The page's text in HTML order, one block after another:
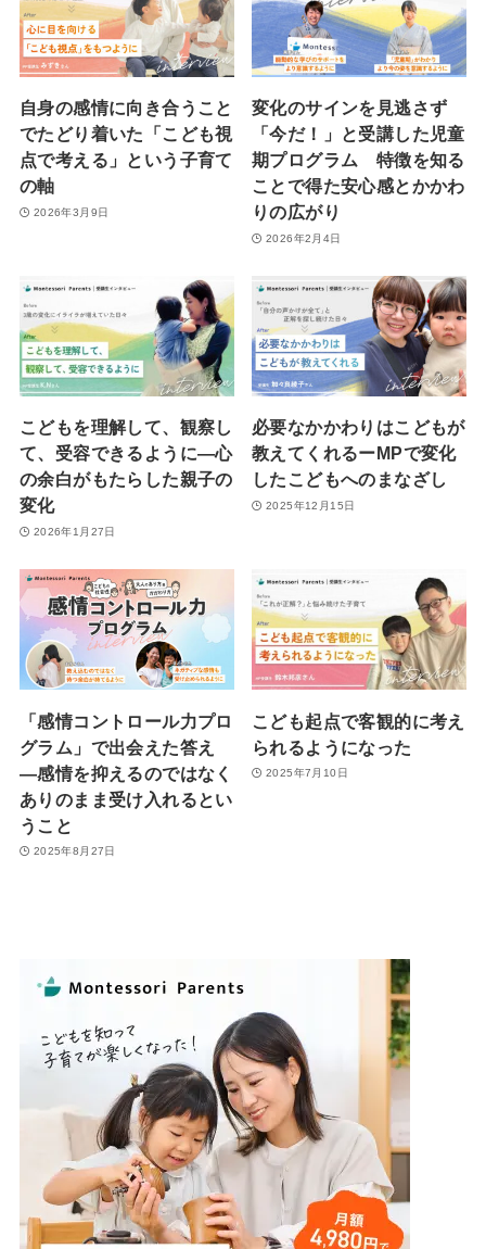
自身の感情に向き合うこと
でたどり着いた「こども視
点で考える」という子育て
の軸
2026年3月9日
変化のサインを見逃さず
「今だ！」と受講した児童
期プログラム 特徴を知る
ことで得た安心感とかかわ
りの広がり
2026年2月4日
こどもを理解して、観察し
て、受容できるように—心
の余白がもたらした親子の
変化
2026年1月27日
必要なかかわりはこどもが
教えてくれるーMPで変化
したこどもへのまなざし
2025年12月15日
「感情コントロール力プロ
グラム」で出会えた答え
—感情を抑えるのではなく
ありのまま受け入れるとい
うこと
2025年8月27日
こども起点で客観的に考え
られるようになった
2025年7月10日